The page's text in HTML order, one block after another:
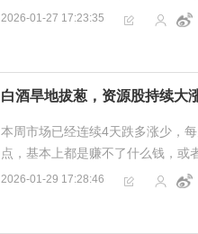
指数在早盘低开并下探后，于午盘
2026-01-27 17:23:35
白酒旱地拔葱，资源股持续大
本周市场已经连续4天跌多涨少，
点，基本上都是赚不了什么钱，或
很多方向都是能够做多的，但也是
2026-01-29 17:28:46